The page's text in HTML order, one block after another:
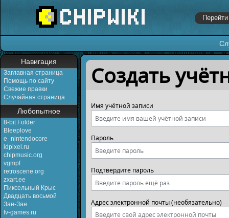
Навигация
Заглавная страница
Помощь по сайту
Свежие правки
Случайная страница
Любопытное
8-bit Folder
Bleeplove
e_nintendocore
idpixel.ru
chipmusic.org
vgmpf
retroscene.org
zxart.ee
Пиксельный Крыс
Двадцать восьмой
Зан-Зан
tv-games.ru
Перейти к:навигация,поиск
Создать
Имя учётной записи
Пароль
Подтвердите пароль
Адрес электронной почты (необязательно)